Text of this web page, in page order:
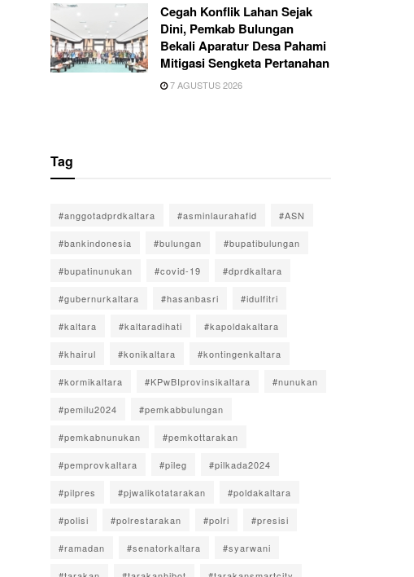
Cegah Konflik Lahan Sejak
Dini, Pemkab Bulungan
Bekali Aparatur Desa Pahami
Mitigasi Sengketa Pertanahan
7 AGUSTUS 2026
Tag
#anggotadprdkaltara #asminlaurahafid #ASN
#bankindonesia #bulungan #bupatibulungan
#bupatinunukan #covid-19 #dprdkaltara
#gubernurkaltara #hasanbasri #idulfitri
#kaltara #kaltaradihati #kapoldakaltara
#khairul #konikaltara #kontingenkaltara
#kormikaltara #KPwBIprovinsikaltara #nunukan
#pemilu2024 #pemkabbulungan
#pemkabnunukan #pemkottarakan
#pemprovkaltara #pileg #pilkada2024
#pilpres #pjwalikotatarakan #poldakaltara
#polisi #polrestarakan #polri #presisi
#ramadan #senatorkaltara #syarwani